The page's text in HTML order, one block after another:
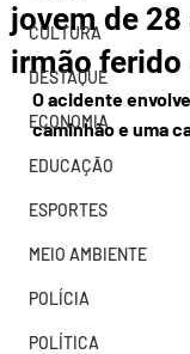
CULTURA
DESTAQUE
ECONOMIA
EDUCAÇÃO
ESPORTES
MEIO AMBIENTE
POLÍCIA
POLÍTICA
jovem de 28
irmão ferido
O acidente
caminhão e uma